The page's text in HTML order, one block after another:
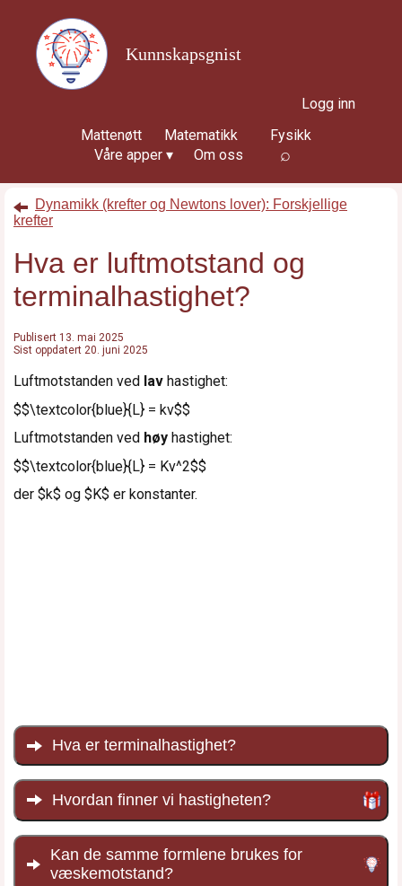
Kunnskapsgnist
Logg inn
Mattenøtt
Matematikk
Fysikk
Våre apper ▾
Om oss ⌕
Dynamikk (krefter og Newtons lover): Forskjellige
krefter
Hva er luftmotstand og
terminalhastighet?
Publisert 13. mai 2025
Sist oppdatert 20. juni 2025
Luftmotstanden ved lav hastighet:
$$\textcolor{blue}{L} = kv$$
Luftmotstanden ved høy hastighet:
$$\textcolor{blue}{L} = Kv^2$$
der $k$ og $K$ er konstanter.
Hva er terminalhastighet?
Hvordan finner vi hastigheten?
Kan de samme formlene brukes for
væskemotstand?